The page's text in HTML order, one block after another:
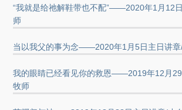
“我就是给祂解鞋带也不配”——2020年1月12
师
当以我父的事为念——2020年1月5日主日讲章
我的眼睛已经看见你的救恩——2019年12月29
牧师